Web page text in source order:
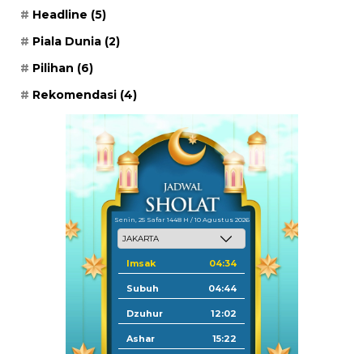
Headline (5)
Piala Dunia (2)
Pilihan (6)
Rekomendasi (4)
Senin, 25 Safar 1448 H / 10 Agustus 2026
Imsak 04:34
Subuh 04:44
Dzuhur 12:02
Ashar 15:22